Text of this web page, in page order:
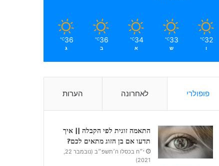
32
℃
ו
33
℃
ש
34
℃
א
36
℃
ב
36
℃
ג
פופולרי לאחרונה הערות
התאמה זוגית לפי הקבלה || איך
תדעו אם בן הזוג מתאים לכם?
י״ח בכסלו ה׳תשפ״ב (נובמבר 22,
2021)